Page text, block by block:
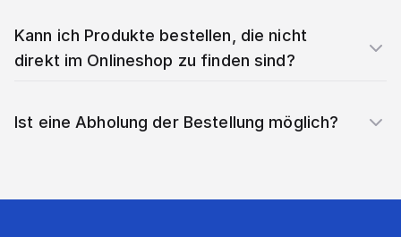
Kann ich Produkte bestellen, die nicht
direkt im Onlineshop zu finden sind?
Ist eine Abholung der Bestellung möglich?